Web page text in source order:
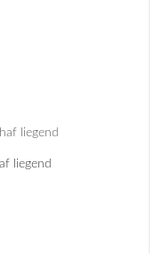
liegend